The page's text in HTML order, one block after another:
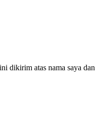
dikirim atas nama saya dan